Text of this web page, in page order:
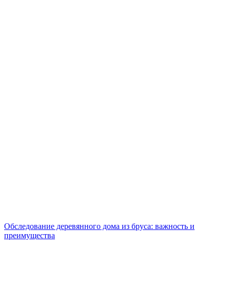
Обследование деревянного дома из бруса: важность и
преимущества